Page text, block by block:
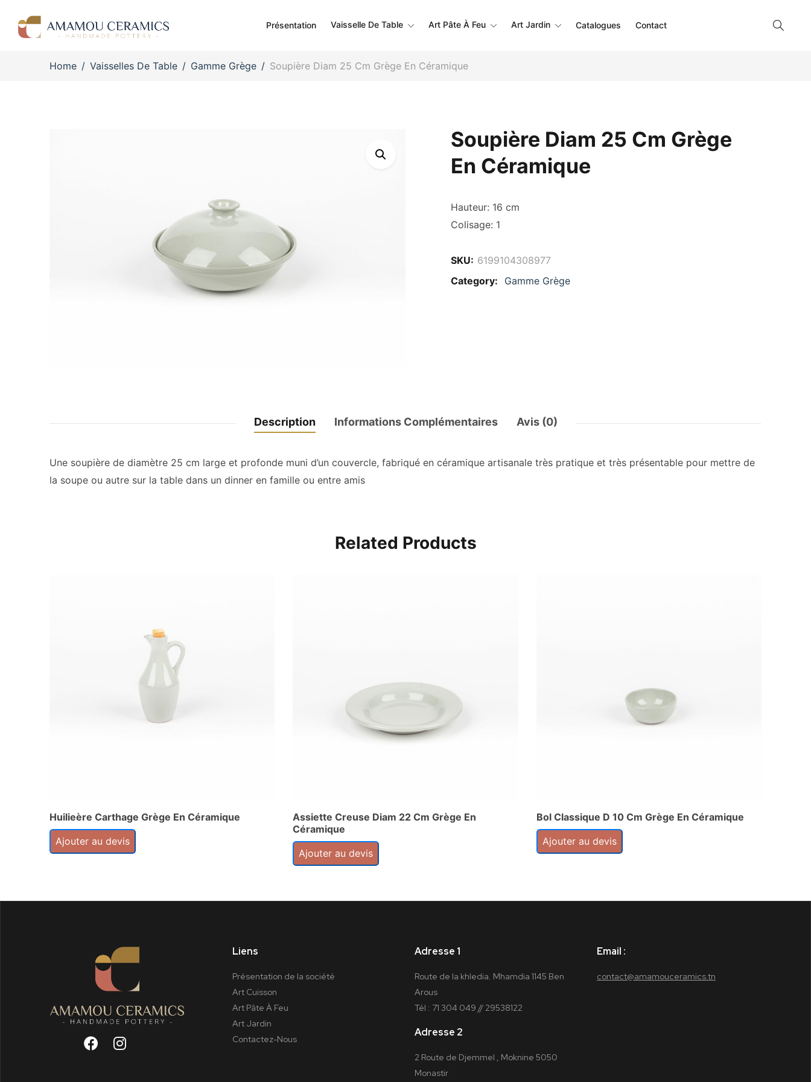
Présentation Vaisselle De Table Art Pâte À Feu Art Jardin Catalogues Contact
Home Vaisselles De Table Gamme Grège Soupière Diam 25 Cm Grège En Céramique
Soupière Diam 25 Cm Grège
En Céramique
Hauteur: 16 cm
Colisage: 1
SKU: 6199104308977
Category:
Gamme Grège
Description Informations Complémentaires Avis (0)
Une soupière de diamètre 25 cm large et profonde muni d’un couvercle, fabriqué en céramique artisanale très pratique et très présentable pour mettre de
la soupe ou autre sur la table dans un dinner en famille ou entre amis
Related Products
Huilieère Carthage Grège En Céramique
Ajouter au devis
Assiette Creuse Diam 22 Cm Grège En
Céramique
Ajouter au devis
Bol Classique D 10 Cm Grège En Céramique
Ajouter au devis
Liens
Présentation de la société
Art Cuisson
Art Pâte À Feu
Art Jardin
Contactez-Nous
Adresse 1
Route de la khledia. Mhamdia 1145 Ben
Arous
Tél : 71 304 049 // 29538122
Adresse 2
2 Route de Djemmel , Moknine 5050
Monastir
Email :
contact@amamouceramics.tn